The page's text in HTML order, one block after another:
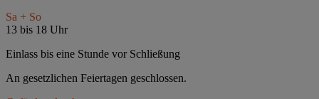
Sa + So
13 bis 18 Uhr
Einlass bis eine Stunde vor Schließung
An gesetzlichen Feiertagen geschlossen.